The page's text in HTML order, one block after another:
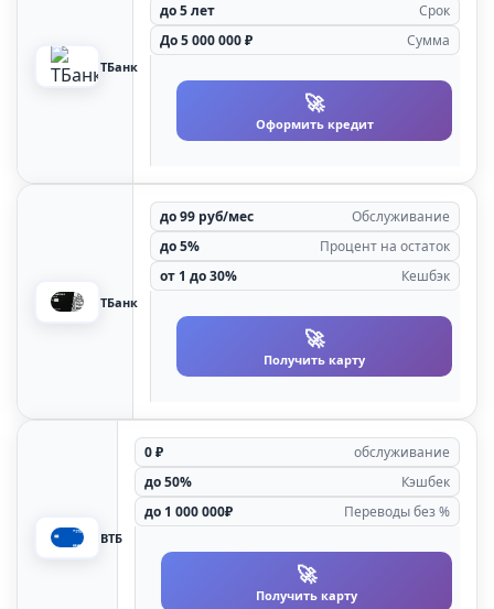
ТБанк
до 5 лет
Срок
До 5 000 000 ₽
Сумма
🚀
Оформить кредит
ТБанк
дo 99 pуб/мec
Oбcлуживaниe
дo 5%
Пpoцeнт нa ocтaтoк
oт 1 дo 30%
Кeшбэк
🚀
Получить карту
ВТБ
0 ₽
обслуживание
до 50%
Кэшбек
до 1 000 000₽
Переводы без %
🚀
Получить карту